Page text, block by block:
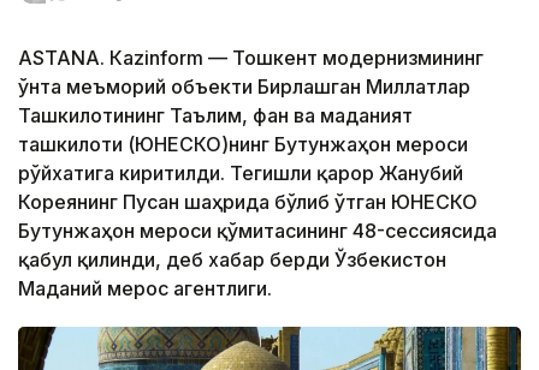
ASTANА. Кazinform — Тошкент модернизмининг
ўнта меъморий объекти Бирлашган Миллатлар
Ташкилотининг Таълим, фан ва маданият
ташкилоти (ЮНEСКО)нинг Бутунжаҳон мероси
рўйхатига киритилди. Тегишли қарор Жанубий
Кореянинг Пусан ​​шаҳрида бўлиб ўтган ЮНEСКО
Бутунжаҳон мероси қўмитасининг 48-сессиясида
қабул қилинди, деб хабар берди Ўзбекистон
Маданий мерос агентлиги.